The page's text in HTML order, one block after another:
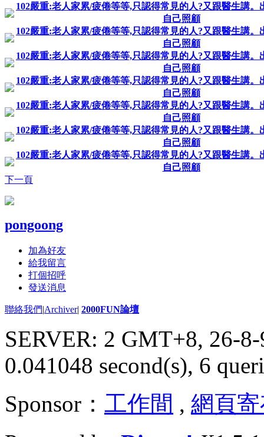
102嚴重:老人家累/疲倦等等,只認得常見的人?又跟醫生講。
自己照顧
102嚴重:老人家累/疲倦等等,只認得常見的人?又跟醫生講。
自己照顧
102嚴重:老人家累/疲倦等等,只認得常見的人?又跟醫生講。
自己照顧
102嚴重:老人家累/疲倦等等,只認得常見的人?又跟醫生講。
自己照顧
102嚴重:老人家累/疲倦等等,只認得常見的人?又跟醫生講。
自己照顧
102嚴重:老人家累/疲倦等等,只認得常見的人?又跟醫生講。
自己照顧
102嚴重:老人家累/疲倦等等,只認得常見的人?又跟醫生講。
自己照顧
下一頁
pongoong
加為好友
給我留言
打個招呼
發送消息
聯絡我們|Archiver| 2000FUN論壇
SERVER: 2 GMT+8, 26-
0.041048 second(s), 6
Sponsor： 工作間 , 網頁